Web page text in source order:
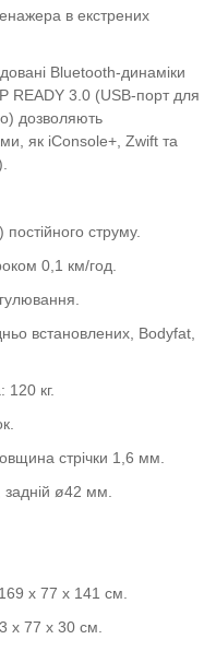
в екстрених
Bluetooth-динаміки
READY 3.0 (USB-порт для
дозволяють
як iConsole+, Zwift та
постійного струму.
0,1 км/год.
встановлених, Bodyfat,
120 кг.
стрічки 1,6 мм.
ø42 мм.
x 77 x 141 см.
x 77 x 30 см.